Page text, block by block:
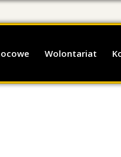
Wolontariat